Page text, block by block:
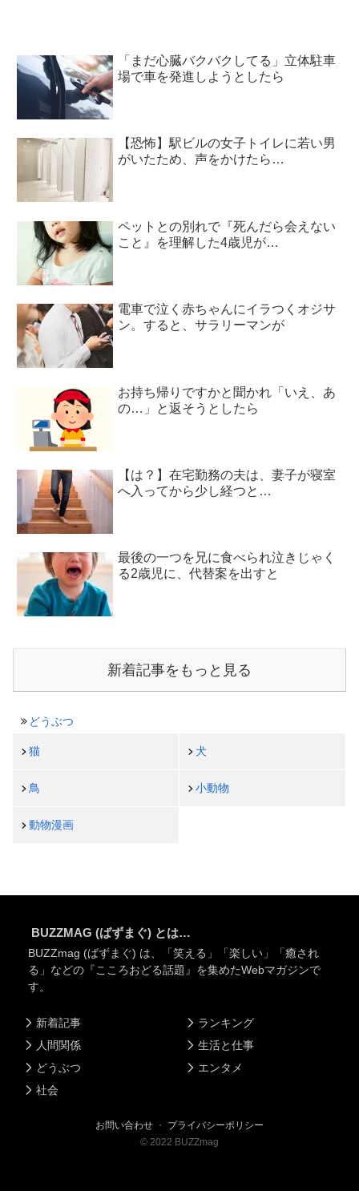
「まだ心臓バクバクしてる」立体駐車
場で車を発進しようとしたら
【恐怖】駅ビルの女子トイレに若い男
がいたため、声をかけたら…
ペットとの別れで『死んだら会えない
こと』を理解した4歳児が…
電車で泣く赤ちゃんにイラつくオジサ
ン。すると、サラリーマンが
お持ち帰りですかと聞かれ「いえ、あ
の…」と返そうとしたら
【は？】在宅勤務の夫は、妻子が寝室
へ入ってから少し経つと…
最後の一つを兄に食べられ泣きじゃく
る2歳児に、代替案を出すと
新着記事をもっと見る
どうぶつ
猫 犬
鳥 小動物
動物漫画
BUZZMAG (ばずまぐ) とは…
BUZZmag (ばずまぐ) は、「笑える」「楽しい」「癒され
る」などの『こころおどる話題』を集めたWebマガジンで
す。
新着記事
人間関係
どうぶつ
社会
ランキング
生活と仕事
エンタメ
お問い合わせ ・ プライバシーポリシー
© 2022 BUZZmag